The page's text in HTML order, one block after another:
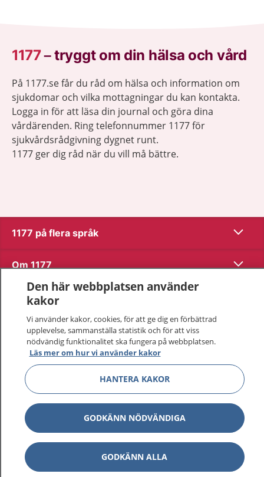
1177–tryggt om din hälsa och vård
På 1177.se får du råd om hälsa och information om
sjukdomar och vilka mottagningar du kan kontakta.
Logga in för att läsa din journal och göra dina
vårdärenden. Ring telefonnummer 1177 för
sjukvårdsrådgivning dygnet runt.
1177 ger dig råd när du vill må bättre.
1177 på flera språk Visa
Om 1177 Visa
Kontakt
Behandling av personuppgifter
Hantering av kakor
Inställningar för kakor
1177 – en tjänst frånInera.
Den här webbplatsen använder
kakor
Vi använder kakor, cookies, för att ge dig en förbättrad
upplevelse, sammanställa statistik och för att viss
nödvändig funktionalitet ska fungera på webbplatsen.
Läs mer om hur vi använder kakor
HANTERA KAKOR
GODKÄNN NÖDVÄNDIGA
GODKÄNN ALLA